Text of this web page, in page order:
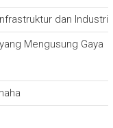
dan Industri
Mengusung Gaya